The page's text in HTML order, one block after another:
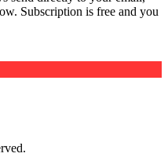
Subscription is free and you